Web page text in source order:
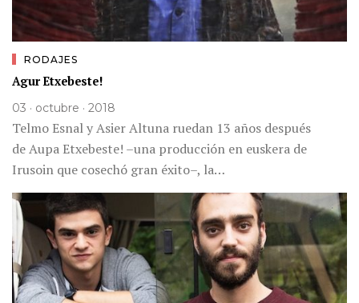
RODAJES
Agur Etxebeste!
03 · octubre · 2018
Telmo Esnal y Asier Altuna ruedan 13 años después
de Aupa Etxebeste! –una producción en euskera de
Irusoin que cosechó gran éxito–, la…